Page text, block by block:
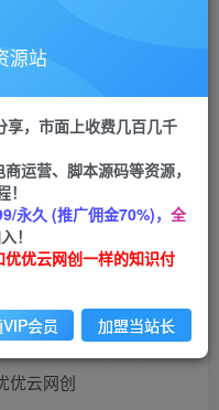
99
陆后购买，可保存购买订单
源站
享，市面上收费几百几千
运营、脚本源码等资源，
永久 (推广佣金70%)， 全
！
优云网创一样的知识付
会员 加盟当站长